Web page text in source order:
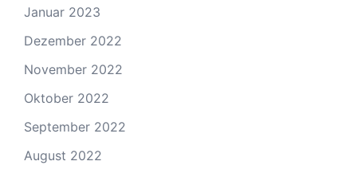
Januar 2023
Dezember 2022
November 2022
Oktober 2022
September 2022
August 2022